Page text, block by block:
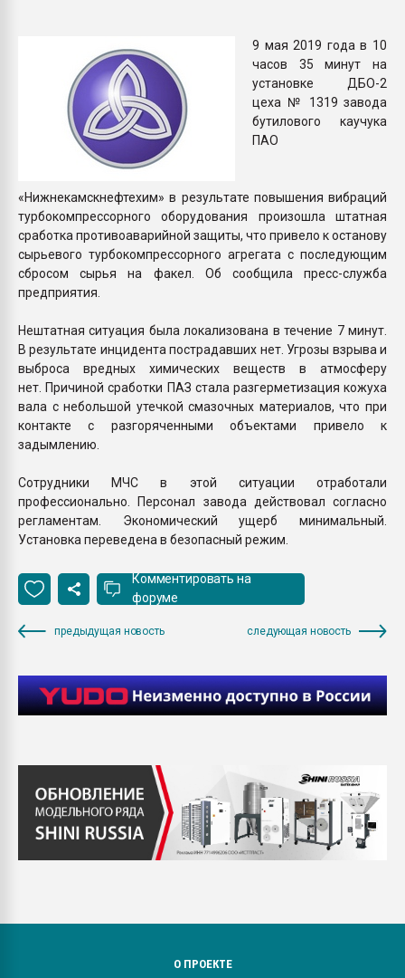
9 мая 2019 года в 10
часов 35 минут на
установке ДБО-2
цеха № 1319 завода
бутилового каучука
ПАО
«Нижнекамскнефтехим» в результате повышения вибраций
турбокомпрессорного оборудования произошла штатная
сработка противоаварийной защиты, что привело к останову
сырьевого турбокомпрессорного агрегата с последующим
сбросом сырья на факел. Об сообщила пресс-служба
предприятия.
Нештатная ситуация была локализована в течение 7 минут.
В результате инцидента пострадавших нет. Угрозы взрыва и
выброса вредных химических веществ в атмосферу
нет. Причиной сработки ПАЗ стала разгерметизация кожуха
вала с небольшой утечкой смазочных материалов, что при
контакте с разгоряченными объектами привело к
задымлению.
Сотрудники МЧС в этой ситуации отработали
профессионально. Персонал завода действовал согласно
регламентам. Экономический ущерб минимальный.
Установка переведена в безопасный режим.
Комментировать на
форуме
предыдущая новость следующая новость
О ПРОЕКТЕ